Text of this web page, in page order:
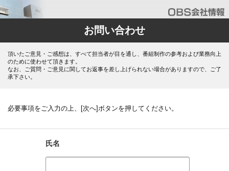
お問い合わせ
頂いたご意見・ご感想は、すべて担当者が目を通し、番組制作の参考および業務向上
のために使わせて頂きます。
なお、ご質問・ご意見に関してお返事を差し上げられない場合がありますので、ご了
承下さい。
必要事項をご入力の上、[次へ]ボタンを押してください。
氏名